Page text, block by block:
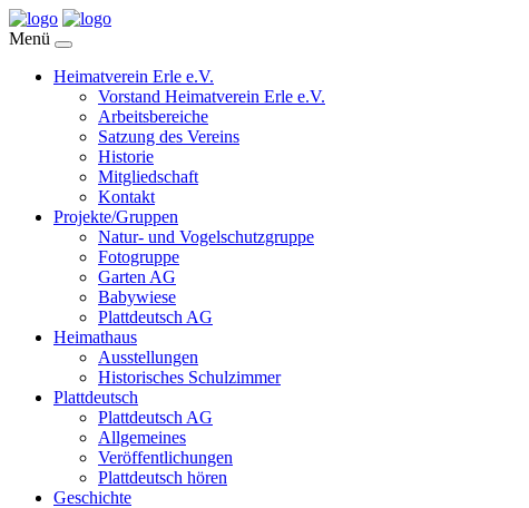
Menü
Heimatverein Erle e.V.
Vorstand Heimatverein Erle e.V.
Arbeitsbereiche
Satzung des Vereins
Historie
Mitgliedschaft
Kontakt
Projekte/Gruppen
Natur- und Vogelschutzgruppe
Fotogruppe
Garten AG
Babywiese
Plattdeutsch AG
Heimathaus
Ausstellungen
Historisches Schulzimmer
Plattdeutsch
Plattdeutsch AG
Allgemeines
Veröffentlichungen
Plattdeutsch hören
Geschichte